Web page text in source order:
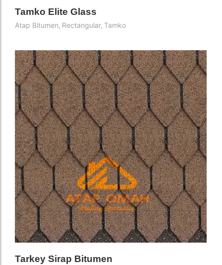
Tamko Elite Glass
Atap Bitumen, Rectangular, Tamko
Tarkey Sirap Bitumen